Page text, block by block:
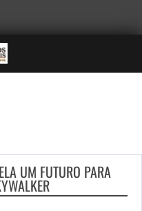
UM FUTURO PARA